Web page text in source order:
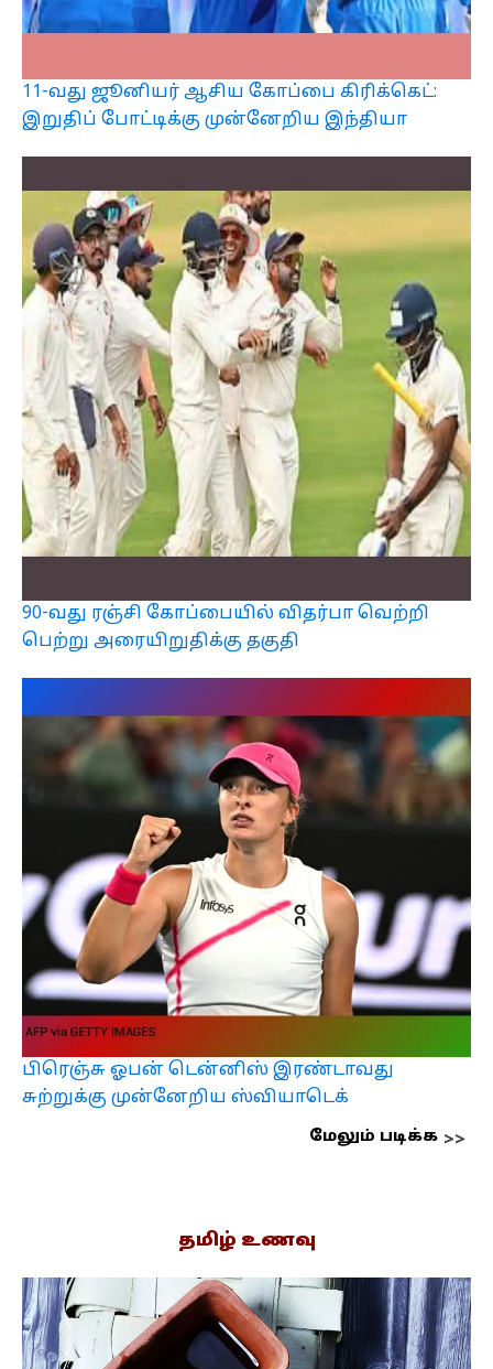
11-வது ஜூனியர் ஆசிய கோப்பை கிரிக்கெட்:
இறுதிப் போட்டிக்கு முன்னேறிய இந்தியா
90-வது ரஞ்சி கோப்பையில் விதர்பா வெற்றி
பெற்று அரையிறுதிக்கு தகுதி
பிரெஞ்சு ஓபன் டென்னிஸ் இரண்டாவது
சுற்றுக்கு முன்னேறிய ஸ்வியாடெக்
மேலும் படிக்க
தமிழ் உணவு